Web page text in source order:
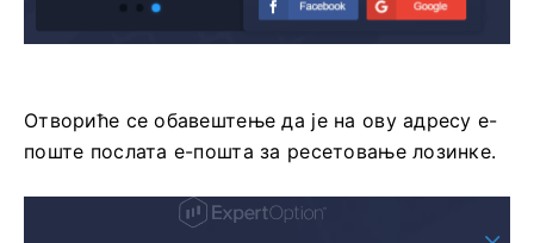
Отвориће се обавештење да је на ову адресу е-
поште послата е-пошта за ресетовање лозинке.